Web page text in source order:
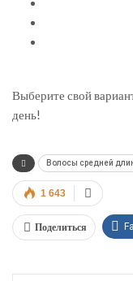
Выберите свой
день!
Волосы средней
1 643
Поделиться